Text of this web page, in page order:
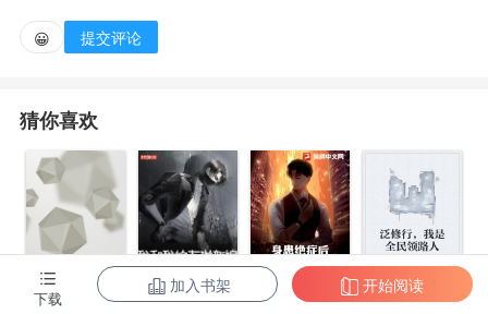
即将继承亿万家产，妥妥落难千金呢！ 此后，林正军
的人生目标就是，家庭事业两手都要抓，疼老婆发家致
草根逆袭！
😀 提交评论
猜你喜欢
都市第一至尊 我和我的古代
身患绝症后，
泛修行，我是
下载
加入书架 开始阅读